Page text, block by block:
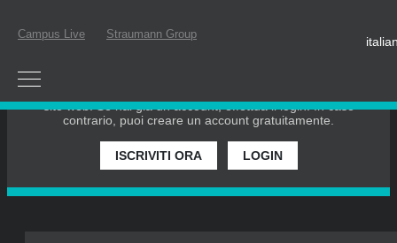
Campus Live Straumann Group
Per partecipare a un webinar dal vivo o guardare un webinar
sito web. Se hai già un account, effettua il login. In caso
contrario, puoi creare un account gratuitamente.
ISCRIVITI ORA LOGIN